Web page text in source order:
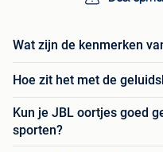
Wat zijn de kenmerken
Hoe zit het met de
Kun je JBL oortjes goed
sporten?